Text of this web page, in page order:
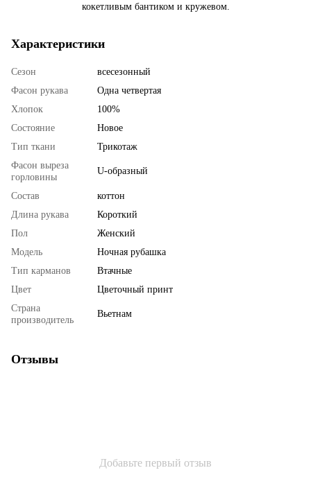
кокетливым бантиком и кружевом.
Характеристики
Сезон
всесезонный
Фасон рукава
Одна четвертая
Хлопок
100%
Состояние
Новое
Тип ткани
Трикотаж
Фасон выреза
горловины
U-образный
Состав
коттон
Длина рукава
Короткий
Пол
Женский
Мoдель
Ночная рубашка
Тип карманов
Втачные
Цвет
Цветочный принт
Страна
производитель
Вьетнам
Отзывы
Добавьте первый отзыв